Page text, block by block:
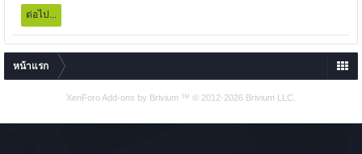
ต่อไป...
หน้าแรก
XenForo Add-ons by Brivium ™ © 2012-2026 Brivium LLC.